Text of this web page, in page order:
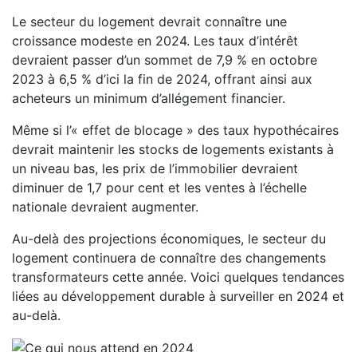
Le secteur du logement devrait connaître une
croissance modeste en 2024. Les taux d’intérêt
devraient passer d’un sommet de 7,9 % en octobre
2023 à 6,5 % d’ici la fin de 2024, offrant ainsi aux
acheteurs un minimum d’allégement financier.
Même si l’« effet de blocage » des taux hypothécaires
devrait maintenir les stocks de logements existants à
un niveau bas, les prix de l’immobilier devraient
diminuer de 1,7 pour cent et les ventes à l’échelle
nationale devraient augmenter.
Au-delà des projections économiques, le secteur du
logement continuera de connaître des changements
transformateurs cette année. Voici quelques tendances
liées au développement durable à surveiller en 2024 et
au-delà.